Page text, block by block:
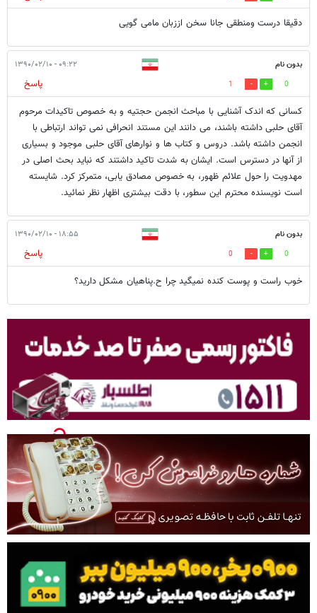
دقیقا درست ومنطقی جانا سخن اززبان مامی گویی
بدون نام ۰۹:۲۲ - ۱۳۹۰/۰۲/۱۰
0
1
پاسخ
کسانی که اندک آشنایی با مباحث انجمن حجتیه و به خصوص تاکیدات مرحوم
آقای حلبی داشته باشند، می دانند این مستند انحرافی نمی تواند ارتباطی با
انجمن داشته باشد. دروس و کتاب ها و نوارهای آقای حلبی موجود و بسیاری
از آنها در دسترس است. ایشان به شدت تاکید داشتند که نباید بحث اصلی در
مهدویت را حول علائم ظهور، به خصوص مصادق یابی، متمرکز کرد. شایسته
است نویسنده محترم این سطور، با دقت بیشتری اظهار نظر نمائید.
بدون نام ۱۸:۵۵ - ۱۳۹۰/۰۲/۱۰
0
0
پاسخ
خوب راست و پوست کنده نمیگید چرا ح.پناهیان مشکل دارید؟